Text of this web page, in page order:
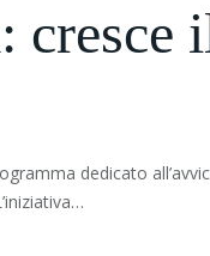
dedicato